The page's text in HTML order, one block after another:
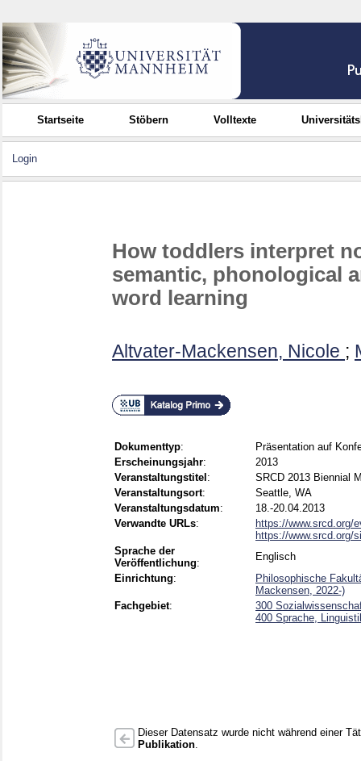
Startseite Stöbern Volltexte
Login
How toddlers interpret
semantic, phonological
word learning
Altvater-Mackensen, Nicole ;
Dokumenttyp:
Präsentation auf
Erscheinungsjahr:
2013
Veranstaltungstitel :
SRCD 2013 Biennial
Veranstaltungsort:
Seattle, WA
Veranstaltungsdatum:
18.-20.04.2013
Verwandte URLs:
https://www.srcd.org/
https://www.srcd.org/
Sprache der
Veröffentlichung:
Englisch
Einrichtung:
Philosophische
Mackensen, 2022-)
Fachgebiet:
300
400 Sprache,
Dieser Datensatz wurde nicht während einer
Publikation